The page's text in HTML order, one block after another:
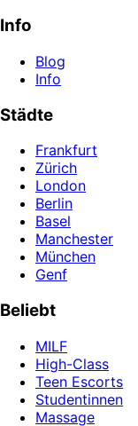
Info
Blog
Info
Städte
Frankfurt
Zürich
London
Berlin
Basel
Manchester
München
Genf
Beliebt
MILF
High-Class
Teen Escorts
Studentinnen
Massage